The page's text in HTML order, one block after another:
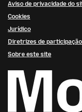
Aviso de privacidade do
Cookies
Jurídico
Diretrizes de
Sobre este site